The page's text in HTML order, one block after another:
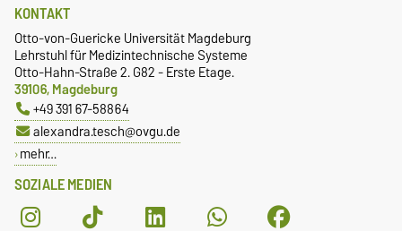
SOZIALE MEDIEN
KONTAKT
Otto-von-Guericke Universität Magdeburg
Lehrstuhl für Medizintechnische Systeme
Otto-Hahn-Straße 2. G82 - Erste Etage.
39106, Magdeburg
+49 391 67-58864
alexandra.tesch@ovgu.de
mehr…